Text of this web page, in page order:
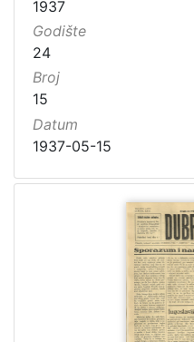
1937
Godište
24
Broj
15
Datum
1937-05-15